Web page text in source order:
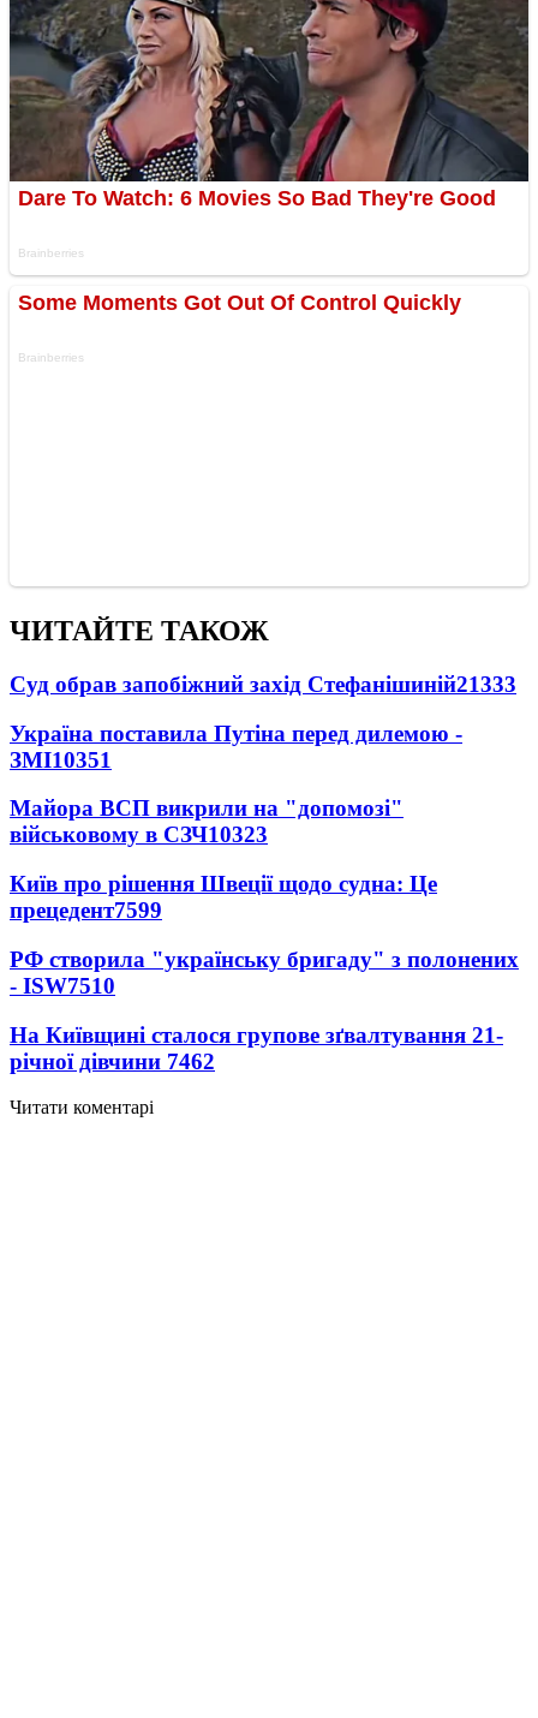
ЧИТАЙТЕ ТАКОЖ
Суд обрав запобіжний захід Стефанішиній21333
Україна поставила Путіна перед дилемою -
ЗМІ10351
Майора ВСП викрили на "допомозі"
військовому в СЗЧ10323
Київ про рішення Швеції щодо судна: Це
прецедент7599
РФ створила "українську бригаду" з полонених
- ISW7510
На Київщині сталося групове зґвалтування 21-
річної дівчини 7462
Читати коментарі